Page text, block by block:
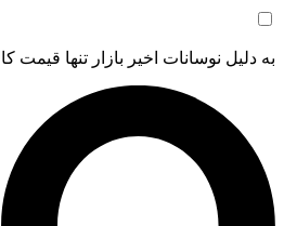
به دلیل نوسانات اخیر بازار تنها قیمت